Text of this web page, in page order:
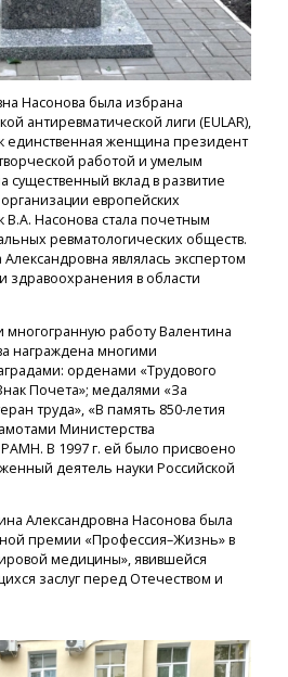
Насонова была избрана
антиревматической лиги (EULAR),
единственная женщина президент
работой и умелым
существенный вклад в развитие
европейских
В.А. Насонова стала почетным
ревматологических обществ.
являлась экспертом
здравоохранения в области
работу Валентина
награждена многими
орденами «Трудового
Почета»; медалями «За
труда», «В память 850-летия
Министерства
В 1997 г. ей было присвоено
деятель науки Российской
Александровна Насонова была
премии «Профессия–Жизнь» в
медицины», явившейся
заслуг перед Отечеством и